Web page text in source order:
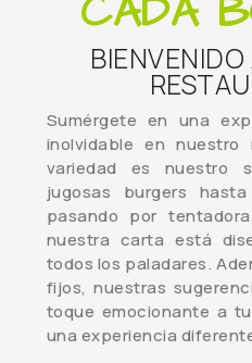
CADA
Sumérgete en una
inolvidable en nuestro
variedad es nuestro
jugosas burgers
pasando por
nuestra carta está
todos los paladares.
fijos, nuestras
toque emocionante a
una experiencia